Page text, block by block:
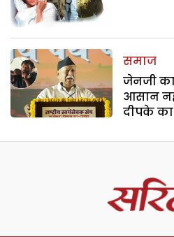
समाज
जेनजी
आसान
दीपके